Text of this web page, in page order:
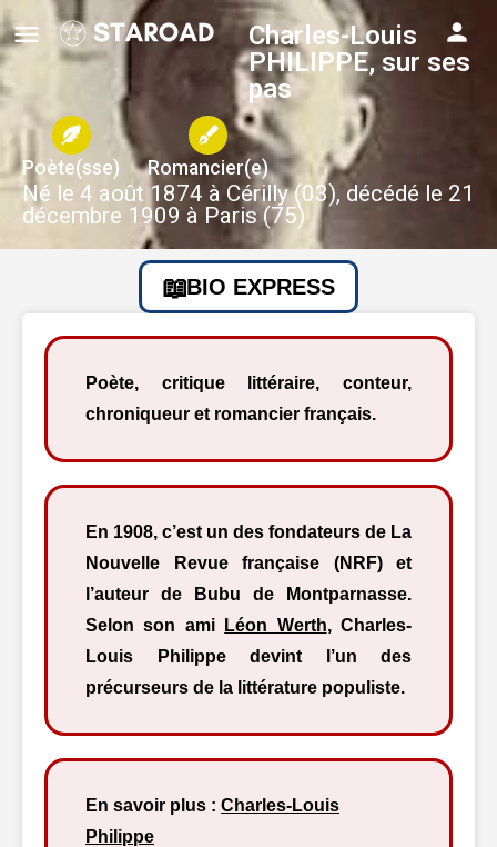
Charles-Louis
PHILIPPE, sur ses
pas
Poète(sse) Romancier(e)
Né le 4 août 1874 à Cérilly (03), décédé le 21
décembre 1909 à Paris (75)
BIO EXPRESS
Poète, critique littéraire, conteur,
chroniqueur et romancier français.
En 1908, c’est un des fondateurs de La
Nouvelle Revue française (NRF) et
l’auteur de Bubu de Montparnasse.
Selon son ami
Léon Werth, Charles-
Louis Philippe devint l’un des
précurseurs de la littérature populiste.
En savoir plus : Charles-Louis
Philippe